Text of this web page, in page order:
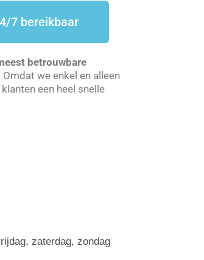
7 bereikbaar
betrouwbare
we enkel en alleen
een heel snelle
zaterdag, zondag